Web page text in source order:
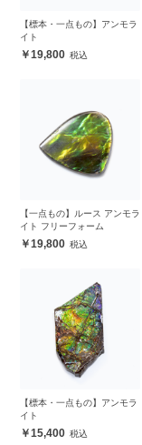
【標本・一点もの】アンモラ
イト
19,800
【一点もの】ルース アンモラ
イト フリーフォーム
19,800
【標本・一点もの】アンモラ
イト
15,400